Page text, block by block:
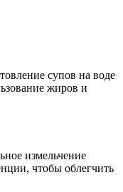
супов на воде
жиров и
измельчение
чтобы облегчить